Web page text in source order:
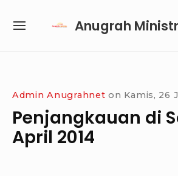
Anugrah
SITE
Admin Anugrahnet on Kamis, 26
Penjangkauan di
April 2014